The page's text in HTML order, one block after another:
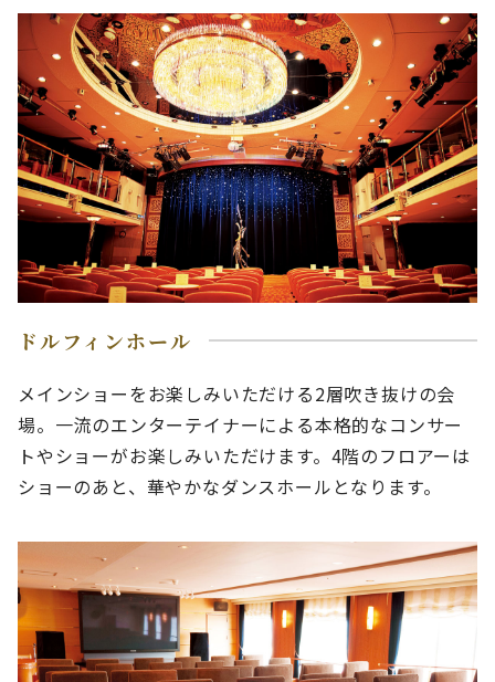
ドルフィンホール
メインショーをお楽しみいただける2層吹き抜けの会
場。一流のエンターテイナーによる本格的なコンサー
トやショーがお楽しみいただけます。4階のフロアーは
ショーのあと、華やかなダンスホールとなります。